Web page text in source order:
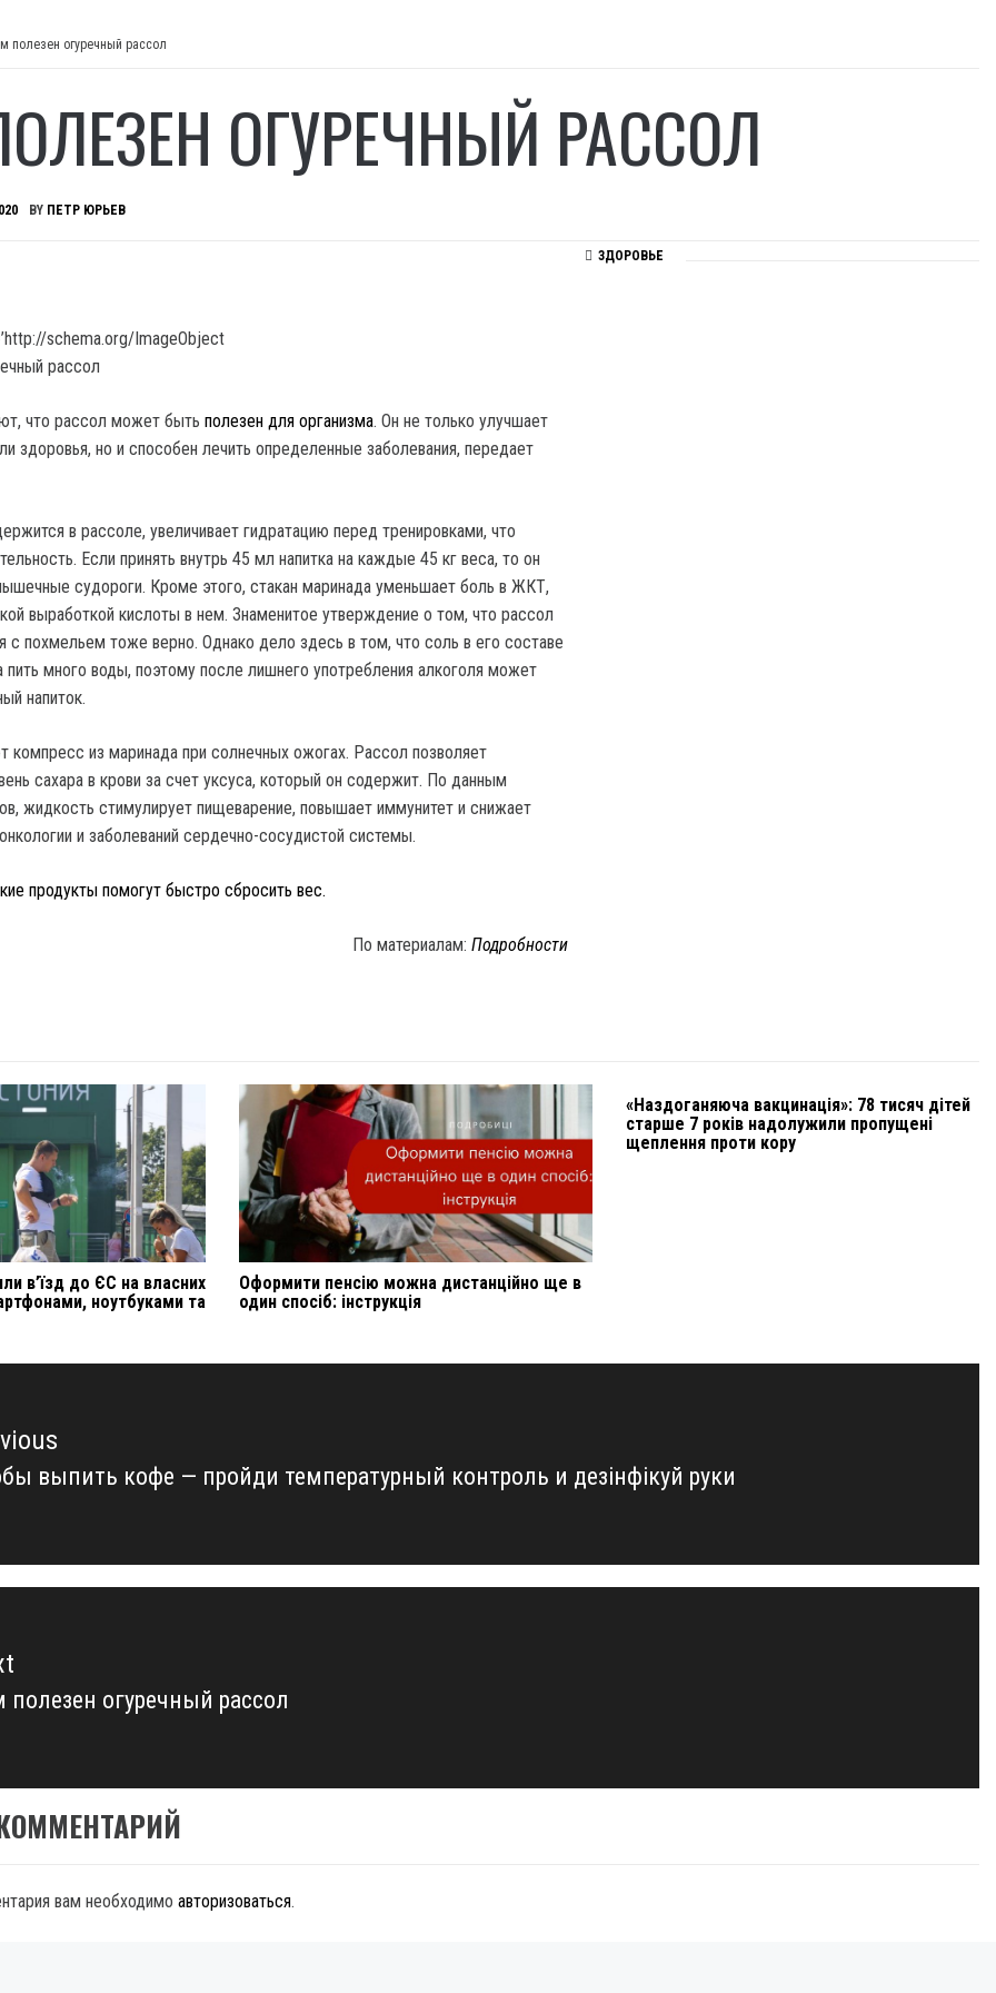
полезен огуречный рассол
ОГУРЕЧНЫЙ РАССОЛ
BY ПЕТР ЮРЬЕВ
schema.org/ImageObject
что рассол может быть полезен для организма. Он не только улучшает
здоровья, но и способен лечить определенные заболевания, передает
в рассоле, увеличивает гидратацию перед тренировками, что
Если принять внутрь 45 мл напитка на каждые 45 кг веса, то он
судороги. Кроме этого, стакан маринада уменьшает боль в ЖКТ,
выработкой кислоты в нем. Знаменитое утверждение о том, что рассол
с похмельем тоже верно. Однако дело здесь в том, что соль в его составе
пить много воды, поэтому после лишнего употребления алкоголя может
напиток.
из маринада при солнечных ожогах. Рассол позволяет
сахара в крови за счет уксуса, который он содержит. По данным
жидкость стимулирует пищеварение, повышает иммунитет и снижает
и заболеваний сердечно-сосудистой системы.
продукты помогут быстро сбросить вес.
По материалам:Подробности
ЗДОРОВЬЕ
в’їзд до ЄС на власних
ноутбуками та
Оформити пенсію можна дистанційно ще в
один спосіб: інструкція
«Наздоганяюча вакцинація»: 78 тисяч дітей
старше 7 років надолужили пропущені
щеплення проти кору
выпить кофе — пройди температурный контроль и дезінфікуй руки
полезен огуречный рассол
вам необходимо авторизоваться.